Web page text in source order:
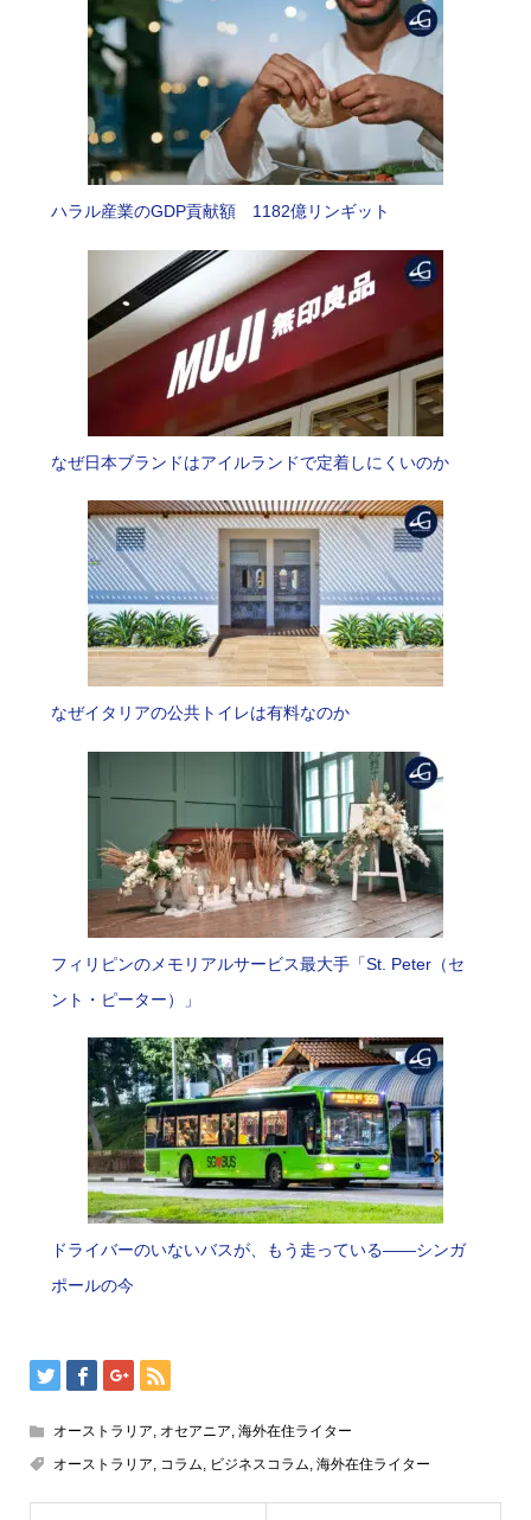
ハラル産業のGDP貢献額 1182億リンギット
なぜ日本ブランドはアイルランドで定着しにくいのか
なぜイタリアの公共トイレは有料なのか
フィリピンのメモリアルサービス最大手「St. Peter（セ
ント・ピーター）」
ドライバーのいないバスが、もう走っている――シンガ
ポールの今
オーストラリア オセアニア 海外在住ライター
オーストラリア
コラム ビジネスコラム 海外在住ライター